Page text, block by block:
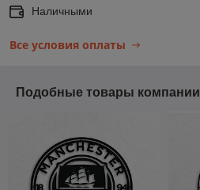
Наличными
Все условия оплаты
Подобные товары компании